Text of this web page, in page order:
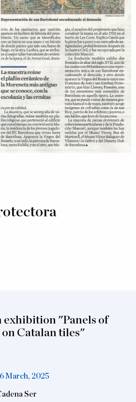
exhibition "Panels of
on Catalan tiles"
March, 2025
Ser